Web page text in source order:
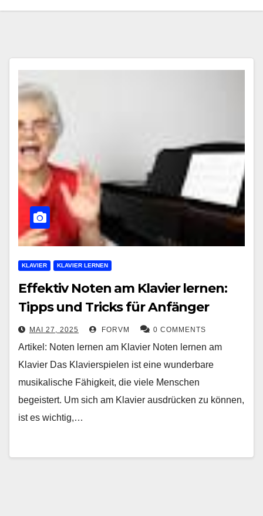
KLAVIER KLAVIER LERNEN
Effektiv Noten am Klavier lernen:
Tipps und Tricks für Anfänger
MAI 27, 2025 FORVM 0 COMMENTS
Artikel: Noten lernen am Klavier Noten lernen am
Klavier Das Klavierspielen ist eine wunderbare
musikalische Fähigkeit, die viele Menschen
begeistert. Um sich am Klavier ausdrücken zu können,
ist es wichtig,…